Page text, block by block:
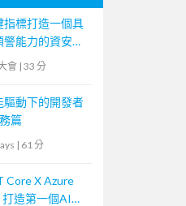
指標打造一個具
能力的資安風
會 | 33 分
驅動下的開發者
篇
| 61 分
Core X Azure
造第一個AI網